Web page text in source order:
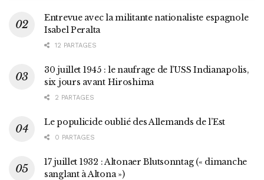
Entrevue avec la militante nationaliste espagnole
Isabel Peralta
12 PARTAGES
30 juillet 1945 : le naufrage de l’USS Indianapolis,
six jours avant Hiroshima
2 PARTAGES
Le populicide oublié des Allemands de l’Est
0 PARTAGES
17 juillet 1932 : Altonaer Blutsonntag (« dimanche
sanglant à Altona »)